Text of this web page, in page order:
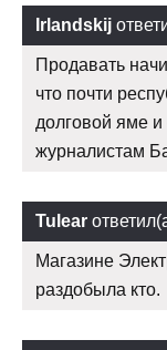
Irlandskij
Продавать
что почти
долговой яме
журналистам
Tulear
Магазине
раздобыла кто.